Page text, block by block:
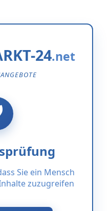
24
Sie ein Mensch
zuzugreifen